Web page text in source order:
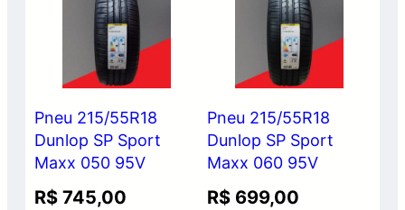
Pneu 215/55R18
Dunlop SP Sport
Maxx 050 95V
R$ 745,00
Pneu 215/55R18
Dunlop SP Sport
Maxx 060 95V
R$ 699,00